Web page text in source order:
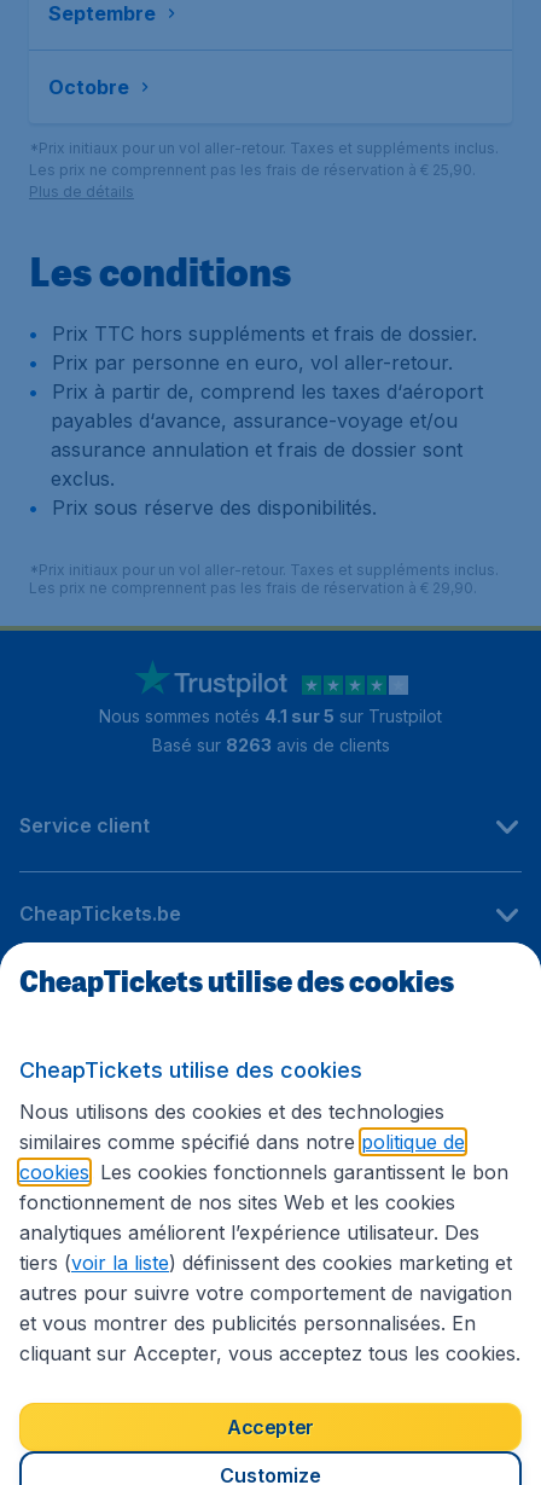
Septembre
Octobre
*Prix initiaux pour un vol aller-retour. Taxes et suppléments inclus.
Les prix ne comprennent pas les frais de réservation à € 25,90.
Plus de détails
Les conditions
Prix TTC hors suppléments et frais de dossier.
Prix par personne en euro, vol aller-retour.
Prix à partir de, comprend les taxes d‘aéroport
payables d‘avance, assurance-voyage et/ou
assurance annulation et frais de dossier sont
exclus.
Prix sous réserve des disponibilités.
*Prix initiaux pour un vol aller-retour. Taxes et suppléments inclus.
Les prix ne comprennent pas les frais de réservation à € 29,90.
Nous sommes notés 4.1 sur 5 sur Trustpilot
Basé sur 8263 avis de clients
Service client
CheapTickets.be
Sites internationaux
Suivez CheapTickets.be
Déclaration d’accessibilité
Conditions générales
Déclaration de confidentialité
Droits d’auteur © 2026
CheapTickets utilise des cookies
CheapTickets utilise des cookies
Nous utilisons des cookies et des technologies
similaires comme spécifié dans notre politique de
cookies . Les cookies fonctionnels garantissent le bon
fonctionnement de nos sites Web et les cookies
analytiques améliorent l’expérience utilisateur. Des
tiers (voir la liste) définissent des cookies marketing et
autres pour suivre votre comportement de navigation
et vous montrer des publicités personnalisées. En
cliquant sur Accepter, vous acceptez tous les cookies.
Accepter
Customize